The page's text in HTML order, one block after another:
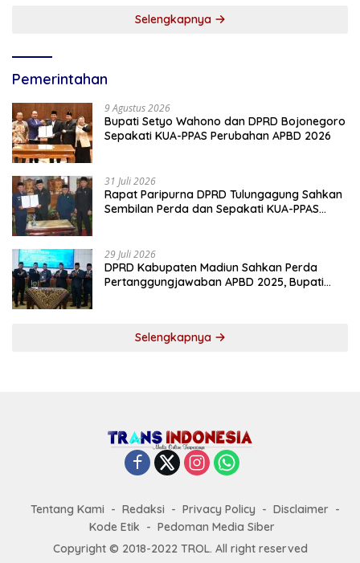
Selengkapnya
Pemerintahan
9 Agustus 2026
Bupati Setyo Wahono dan DPRD Bojonegoro
Sepakati KUA-PPAS Perubahan APBD 2026
31 Juli 2026
Rapat Paripurna DPRD Tulungagung Sahkan
Sembilan Perda dan Sepakati KUA-PPAS
29 Juli 2026
DPRD Kabupaten Madiun Sahkan Perda
Pertanggungjawaban APBD 2025, Bupati
Selengkapnya
Tentang Kami Redaksi Privacy Policy
Disclaimer
Kode Etik
Pedoman Media Siber
Copyright © 2018-2022 TROL. All right reserved